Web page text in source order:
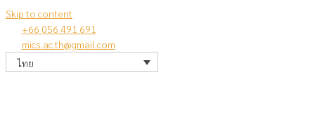
Skip to content
+66 056 491 691
mics.ac.th@gmail.com
ไทย